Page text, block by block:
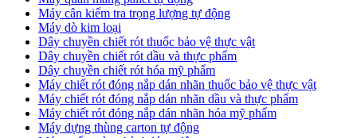
Máy cân kiểm tra trọng lượng tự động
Máy dò kim loại
Dây chuyền chiết rót thuốc bảo vệ thực vật
Dây chuyền chiết rót dầu và thực phẩm
Dây chuyền chiết rót hóa mỹ phẩm
Máy chiết rót đóng nắp dán nhãn thuốc bảo vệ thực vật
Máy chiết rót đóng nắp dán nhãn dầu và thực phẩm
Máy chiết rót đóng nắp dán nhãn hóa mỹ phẩm
Máy dựng thùng carton tự động